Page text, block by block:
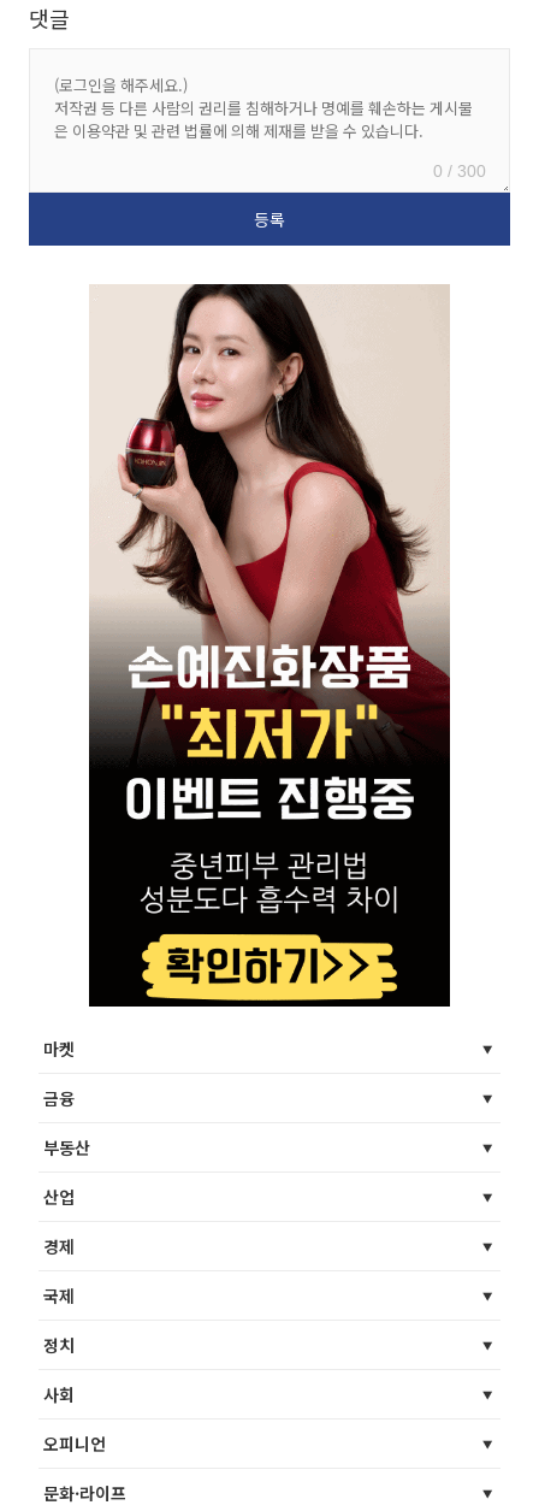
댓글
0 / 300
마켓
금융
부동산
산업
경제
국제
정치
사회
오피니언
문화·라이프